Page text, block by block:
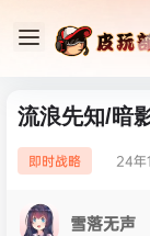
流浪先知/暗
即时战略 24年
雪落无声